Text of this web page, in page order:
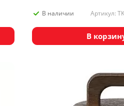
В наличии Артикул:
В